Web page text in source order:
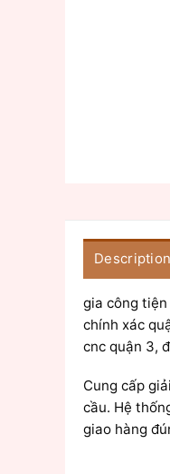
Description
gia công
chính xác
cnc quận 3,
Cung cấp
cầu. Hệ
giao hàng